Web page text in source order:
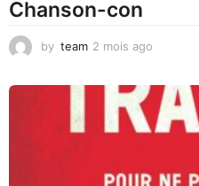
Chanson-con
by team 2 mois ago
s
a